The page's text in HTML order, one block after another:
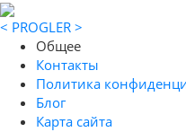
< PROGLER >
Общее
Контакты
Политика
Блог
Карта сайта